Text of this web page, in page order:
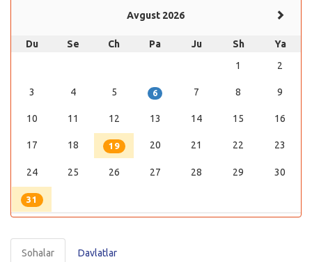
Avgust 2026
Du Se Ch Pa Ju Sh
Ya
1
2
3 4 5 6 7 8 9
10 11 12 13 14 15 16
17 18 19 20 21 22 23
24 25 26 27 28 29 30
31
Sohalar Davlatlar